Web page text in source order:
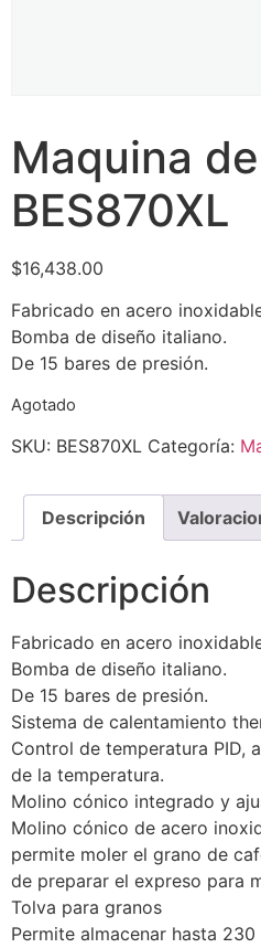
Maquina
BES870XL
$16,438.00
Fabricado en acero
Bomba de diseño italiano.
De 15 bares de presión.
Agotado
SKU: BES870XL Categoría:
Descripción
Descripción
Fabricado en acero
Bomba de diseño italiano.
De 15 bares de presión.
Sistema de calentamiento
Control de temperatura PID,
de la temperatura.
Molino cónico integrado y
Molino cónico de acero
permite moler el grano de
de preparar el expreso para
Tolva para granos
Permite almacenar hasta